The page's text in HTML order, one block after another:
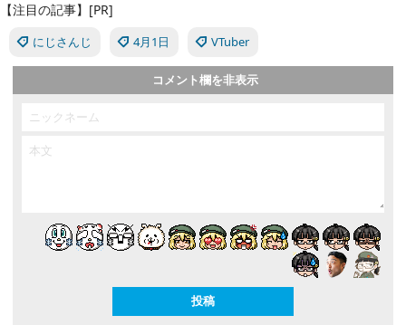
【注目の記事】[PR]
にじさんじ 4月1日 VTuber
コメント欄を非表示